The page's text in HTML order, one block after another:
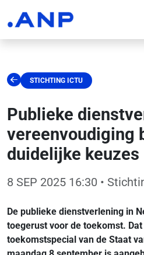
STICHTING ICTU
Publieke
vereenvoudiging
duidelijke keuzes
8 SEP 2025 16:30 •
De publieke dienstverlening in
toegerust voor de toekomst.
toekomstspecial van de Staat